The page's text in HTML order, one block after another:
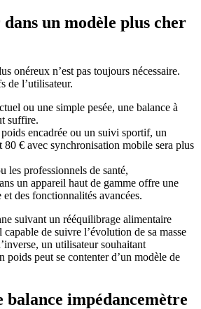
un modèle plus cher
onéreux n’est pas toujours nécessaire.
de l’utilisateur.
ou une simple pesée, une balance à
suffire.
encadrée ou un suivi sportif, un
80 € avec synchronisation mobile sera plus
les professionnels de santé,
un appareil haut de gamme offre une
des fonctionnalités avancées.
suivant un rééquilibrage alimentaire
de suivre l’évolution de sa masse
un utilisateur souhaitant
poids peut se contenter d’un modèle de
balance impédancemètre